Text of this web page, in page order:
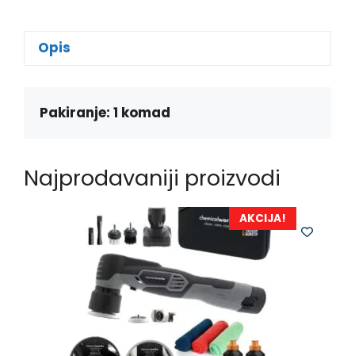
e
b
k
s
e
p
Opis
Pakiranje: 1 komad
Najprodavaniji proizvodi
AKCIJA!